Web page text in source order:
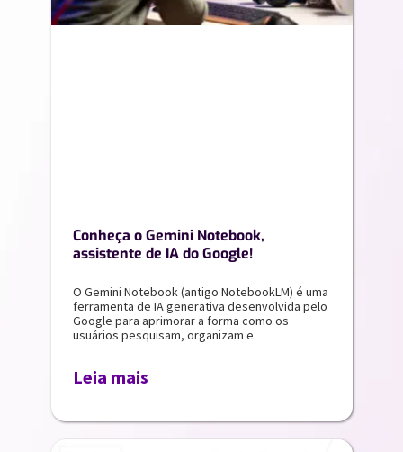
Conheça o Gemini Notebook,
assistente de IA do Google!
O Gemini Notebook (antigo NotebookLM) é uma
ferramenta de IA generativa desenvolvida pelo
Google para aprimorar a forma como os
usuários pesquisam, organizam e
Leia mais